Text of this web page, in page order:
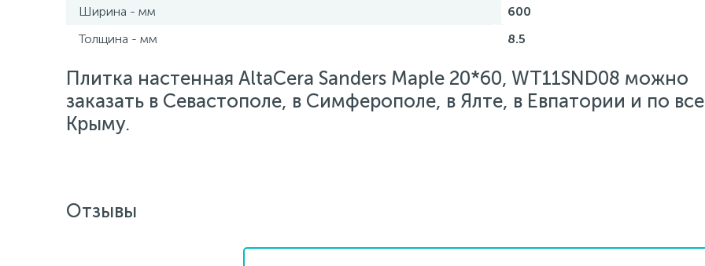
Ширина - мм
600
Толщина - мм
8.5
Плитка настенная AltaCera Sanders Maple 20*60, WT11SND08 можно
заказать в Севастополе, в Симферополе, в Ялте, в Евпатории и по
Крыму.
Отзывы